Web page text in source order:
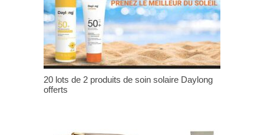
20 lots de 2 produits de soin solaire Daylong
offerts